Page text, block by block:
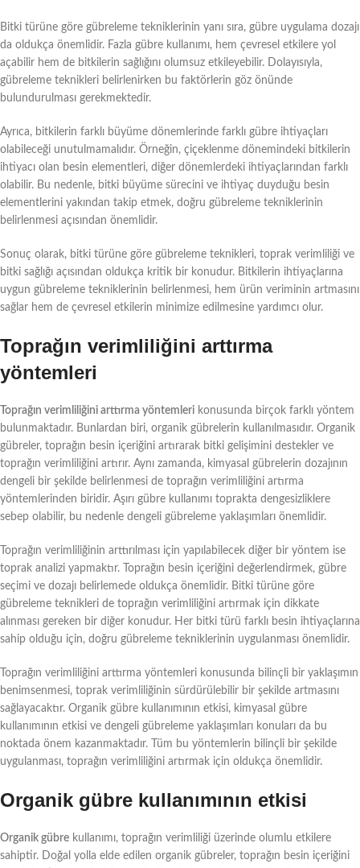
Bitki türüne göre gübreleme tekniklerinin yanı sıra, gübre uygulama dozajı
da oldukça önemlidir. Fazla gübre kullanımı, hem çevresel etkilere yol
açabilir hem de bitkilerin sağlığını olumsuz etkileyebilir. Dolayısıyla,
gübreleme teknikleri belirlenirken bu faktörlerin göz önünde
bulundurulması gerekmektedir.
Ayrıca, bitkilerin farklı büyüme dönemlerinde farklı gübre ihtiyaçları
olabileceği unutulmamalıdır. Örneğin, çiçeklenme dönemindeki bitkilerin
ihtiyacı olan besin elementleri, diğer dönemlerdeki ihtiyaçlarından farklı
olabilir. Bu nedenle, bitki büyüme sürecini ve ihtiyaç duyduğu besin
elementlerini yakından takip etmek, doğru gübreleme tekniklerinin
belirlenmesi açısından önemlidir.
Sonuç olarak, bitki türüne göre gübreleme teknikleri, toprak verimliliği ve
bitki sağlığı açısından oldukça kritik bir konudur. Bitkilerin ihtiyaçlarına
uygun gübreleme tekniklerinin belirlenmesi, hem ürün veriminin artmasını
sağlar hem de çevresel etkilerin minimize edilmesine yardımcı olur.
Toprağın verimliliğini arttırma
yöntemleri
Toprağın verimliliğini arttırma yöntemleri konusunda birçok farklı yöntem
bulunmaktadır. Bunlardan biri, organik gübrelerin kullanılmasıdır. Organik
gübreler, toprağın besin içeriğini artırarak bitki gelişimini destekler ve
toprağın verimliliğini artırır. Aynı zamanda, kimyasal gübrelerin dozajının
dengeli bir şekilde belirlenmesi de toprağın verimliliğini artırma
yöntemlerinden biridir. Aşırı gübre kullanımı toprakta dengesizliklere
sebep olabilir, bu nedenle dengeli gübreleme yaklaşımları önemlidir.
Toprağın verimliliğinin arttırılması için yapılabilecek diğer bir yöntem ise
toprak analizi yapmaktır. Toprağın besin içeriğini değerlendirmek, gübre
seçimi ve dozajı belirlemede oldukça önemlidir. Bitki türüne göre
gübreleme teknikleri de toprağın verimliliğini artırmak için dikkate
alınması gereken bir diğer konudur. Her bitki türü farklı besin ihtiyaçlarına
sahip olduğu için, doğru gübreleme tekniklerinin uygulanması önemlidir.
Toprağın verimliliğini arttırma yöntemleri konusunda bilinçli bir yaklaşımın
benimsenmesi, toprak verimliliğinin sürdürülebilir bir şekilde artmasını
sağlayacaktır. Organik gübre kullanımının etkisi, kimyasal gübre
kullanımının etkisi ve dengeli gübreleme yaklaşımları konuları da bu
noktada önem kazanmaktadır. Tüm bu yöntemlerin bilinçli bir şekilde
uygulanması, toprağın verimliliğini artırmak için oldukça önemlidir.
Organik gübre kullanımının etkisi
Organik gübre kullanımı, toprağın verimliliği üzerinde olumlu etkilere
sahiptir. Doğal yolla elde edilen organik gübreler, toprağın besin içeriğini